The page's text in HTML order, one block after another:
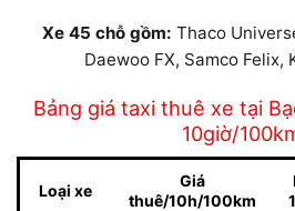
Xe 45 chỗ gồm: Thaco
Daewoo FX, Samco Felix,
Bảng giá taxi thuê xe tại
10giờ/
Loại xe
Giá
thuê/10h/100km